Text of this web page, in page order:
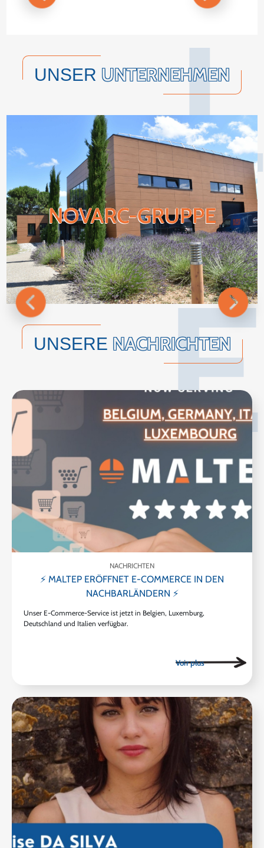
UNSER UNTERNEHMEN
NOVARC-GRUPPEL
UNSERE NACHRICHTEN
NACHRICHTEN
⚡ MALTEP ERÖFFNET E-COMMERCE IN DEN
NACHBARLÄNDERN ⚡
Unser E-Commerce-Service ist jetzt in Belgien, Luxemburg,
Deutschland und Italien verfügbar.
E